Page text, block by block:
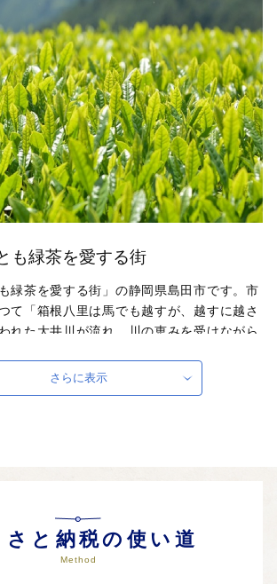
も緑茶を愛する街
緑茶を愛する街」の静岡県島田市です。市
て「箱根八里は馬でも越すが、越すに越さ
れた大井川が流れ、川の恵みを受けながら
園、木造歩道橋として世界一長い蓬莱橋、
祭「帯祭り」、など、ここにしかない魅力
個人情報の保護は遷移先サイトの方針に従います。
さらに表示
さと納税の使い道
Method